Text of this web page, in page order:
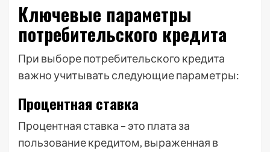
Ключевые параметры
потребительского кредита
При выборе потребительского кредита
важно учитывать следующие параметры:
Процентная ставка
Процентная ставка – это плата за
пользование кредитом, выраженная в